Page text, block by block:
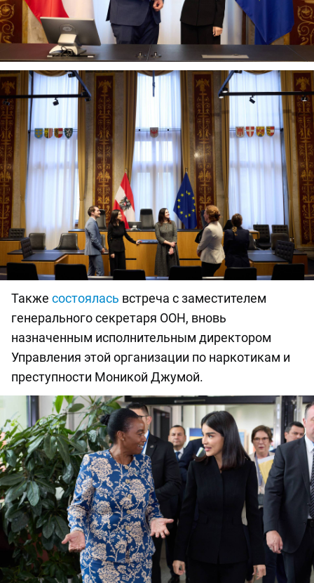
Также состоялась встреча с заместителем
генерального секретаря ООН, вновь
назначенным исполнительным директором
Управления этой организации по наркотикам и
преступности Моникой Джумой.